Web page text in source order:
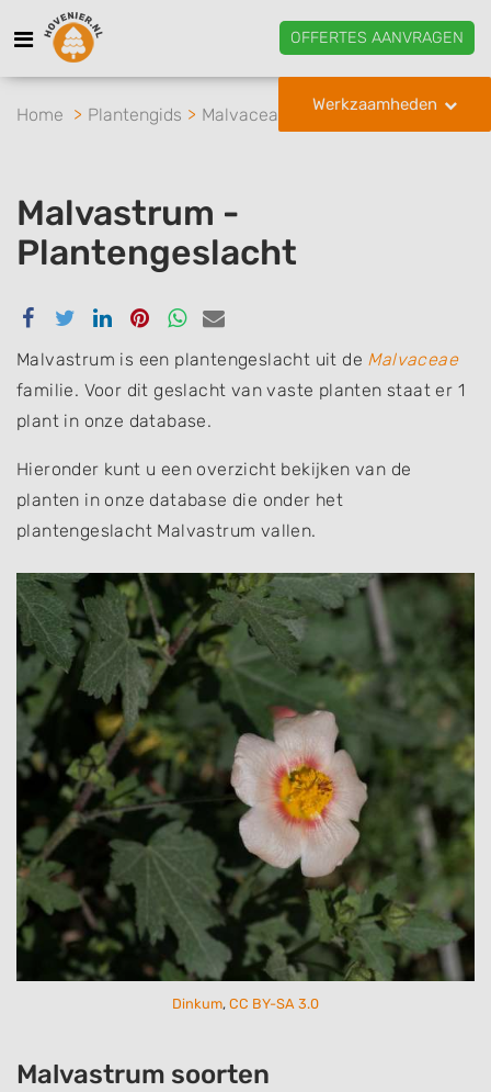
OFFERTES AANVRAGEN
Werkzaamheden
Home Plantengids Malvaceae Malvastrum
Malvastrum -
Plantengeslacht
Delen
Facebook
Delen
Twitter
Delen
Linkedin
Delen
Pinterest
Delen
Whatsapp
Delen
email
Malvastrum is een plantengeslacht uit de Malvaceae
familie. Voor dit geslacht van vaste planten staat er 1
plant in onze database.
Hieronder kunt u een overzicht bekijken van de
planten in onze database die onder het
plantengeslacht Malvastrum vallen.
Dinkum, CC BY-SA 3.0
Malvastrum soorten